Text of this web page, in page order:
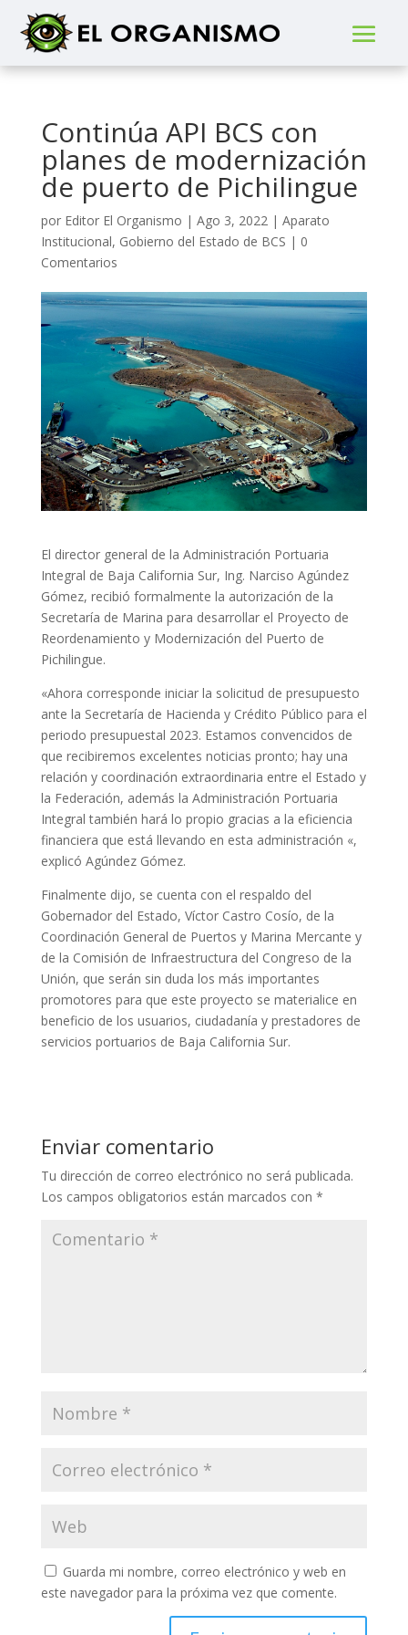
Continúa API BCS con
planes de modernización
de puerto de Pichilingue
por Editor El Organismo | Ago 3, 2022| Aparato
Institucional, Gobierno del Estado de BCS | 0
Comentarios
El director general de la Administración Portuaria
Integral de Baja California Sur, Ing. Narciso Agúndez
Gómez, recibió formalmente la autorización de la
Secretaría de Marina para desarrollar el Proyecto de
Reordenamiento y Modernización del Puerto de
Pichilingue.
«Ahora corresponde iniciar la solicitud de presupuesto
ante la Secretaría de Hacienda y Crédito Público para el
periodo presupuestal 2023. Estamos convencidos de
que recibiremos excelentes noticias pronto; hay una
relación y coordinación extraordinaria entre el Estado y
la Federación, además la Administración Portuaria
Integral también hará lo propio gracias a la eficiencia
financiera que está llevando en esta administración «,
explicó Agúndez Gómez.
Finalmente dijo, se cuenta con el respaldo del
Gobernador del Estado, Víctor Castro Cosío, de la
Coordinación General de Puertos y Marina Mercante y
de la Comisión de Infraestructura del Congreso de la
Unión, que serán sin duda los más importantes
promotores para que este proyecto se materialice en
beneficio de los usuarios, ciudadanía y prestadores de
servicios portuarios de Baja California Sur.
Enviar comentario
Tu dirección de correo electrónico no será publicada.
Los campos obligatorios están marcados con *
Guarda mi nombre, correo electrónico y web en
este navegador para la próxima vez que comente.